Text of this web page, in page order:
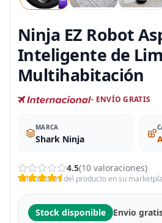
Ninja EZ Robot
Inteligente de
Multihabitación
- ENVÍO GRATIS
MARCA
Shark Ninja
4.5(10 valoraciones)
Valoraciones del producto en su
Stock disponible Envio